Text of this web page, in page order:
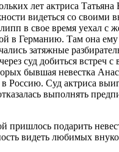
лет актриса Татьяна
видеться со своими
в свое время уехал с
в Германию. Там она
затяжные
суд добиться встреч с
бывшая невестка
в Россию. Суд актриса
выполнять